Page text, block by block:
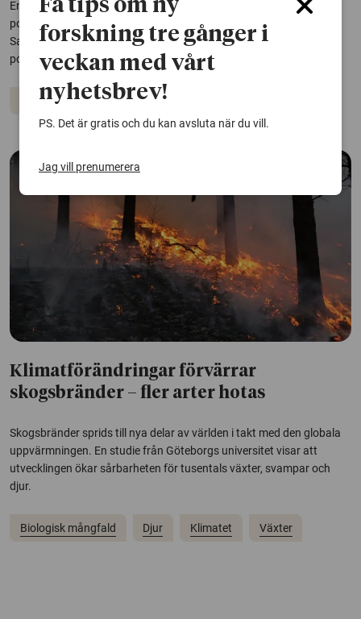
En studie visar för första gången hur samspelet mellan växter och
pollinatörer bidrar med viktiga näringsämnen till människor.
Samtidigt kan förlust av biologisk mångfald och minskning av
pollinatörer hota både näring och försörjning.
Biologisk mångfald Humlor
Klimatförändringar förvärrar
skogsbränder – fler arter hotas
Skogsbränder sprids till nya delar av världen i takt med den globala
uppvärmningen. En studie från Göteborgs universitet visar att
utvecklingen ökar sårbarheten för tusentals växter, svampar och
djur.
Biologisk mångfald Djur Klimatet Växter
Få tips om ny
forskning tre gånger i
veckan med vårt
nyhetsbrev!
PS. Det är gratis och du kan avsluta när du vill.
Jag vill prenumerera